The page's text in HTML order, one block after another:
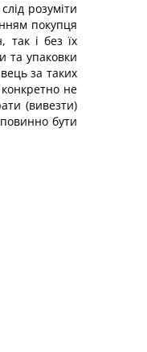
розуміти
покупця
так і без їх
та упаковки
за таких
не
(вивезти)
бути